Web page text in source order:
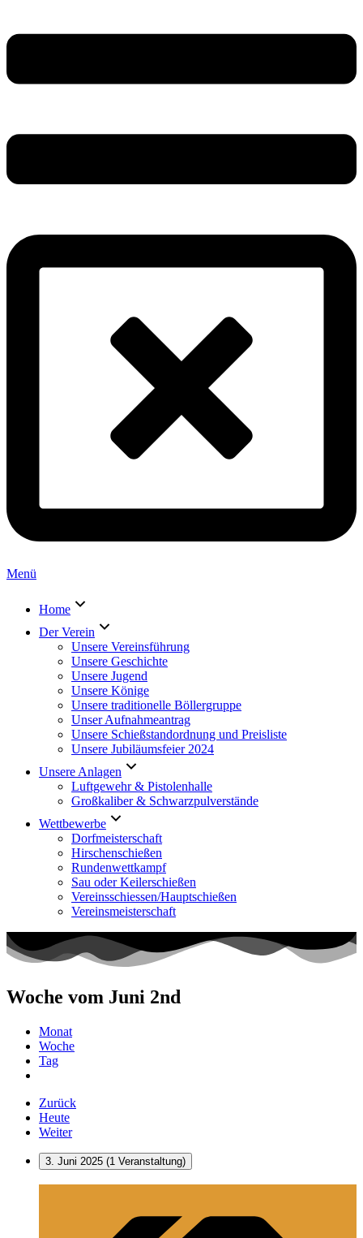
Menü
Home
Der Verein
Unsere Vereinsführung
Unsere Geschichte
Unsere Jugend
Unsere Könige
Unsere traditionelle Böllergruppe
Unser Aufnahmeantrag
Unsere Schießstandordnung und Preisliste
Unsere Jubiläumsfeier 2024
Unsere Anlagen
Luftgewehr & Pistolenhalle
Großkaliber & Schwarzpulverstände
Wettbewerbe
Dorfmeisterschaft
Hirschenschießen
Rundenwettkampf
Sau oder Keilerschießen
Vereinsschiessen/Hauptschießen
Vereinsmeisterschaft
Woche vom Juni 2nd
Monat
Woche
Tag
Zurück
Heute
Weiter
3. Juni 2025 (1 Veranstaltung)